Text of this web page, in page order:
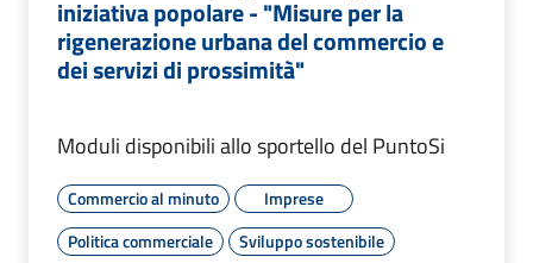
iniziativa popolare - "Misure per la
rigenerazione urbana del commercio e
dei servizi di prossimità"
Moduli disponibili allo sportello del PuntoSi
Commercio al minuto
Imprese
Politica commerciale
Sviluppo sostenibile